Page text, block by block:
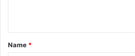
*
Name *